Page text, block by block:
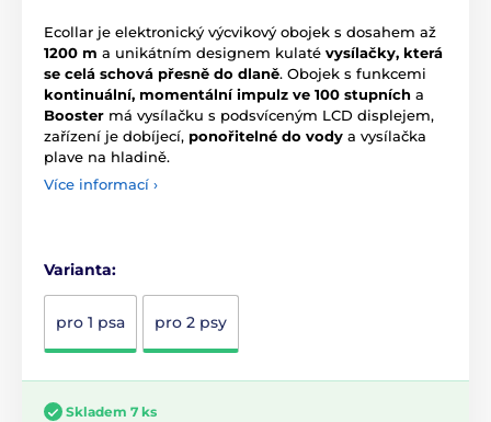
Ecollar je elektronický výcvikový obojek s dosahem až
1200 m a unikátním designem kulaté vysílačky, která
se celá schová přesně do dlaně. Obojek s funkcemi
kontinuální, momentální impulz ve 100 stupních a
Booster má vysílačku s podsvíceným LCD displejem,
zařízení je dobíjecí, ponořitelné do vody a vysílačka
plave na hladině.
Více informací ›
Varianta:
pro 1 psa pro 2 psy
Skladem 7 ks